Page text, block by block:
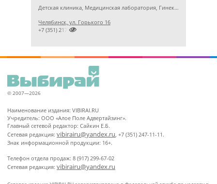
Детская клиника, Медицинская лаборатория, Гинекология
Челябинск, ул. Горького 16

+7 (351) 2172376
© 2007—2026
Наименование издания: VIBIRAI.RU
Учредитель: ООО «Алое Поле Адвертайзинг».
Главный сетевой редактор: Сайкин Е.Б.
Сетевая редакция: vibirairu@yandex.ru, +7 (351) 247-11-11.
Знак информационной продукции: 16+.
Телефон отдела продаж: 8 (917) 299-67-02
Сетевая редакция: vibirairu@yandex.ru